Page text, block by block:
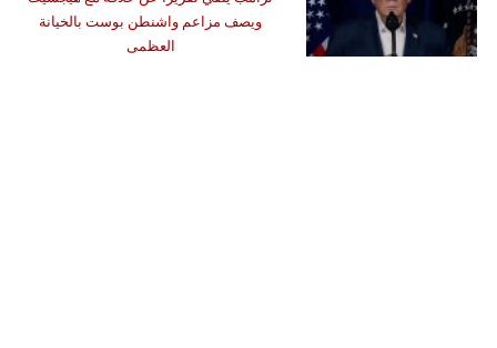
ويصف مزاعم واشنطن بوست بالخيانة
العظمى